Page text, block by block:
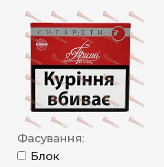
Фасування:
Блок